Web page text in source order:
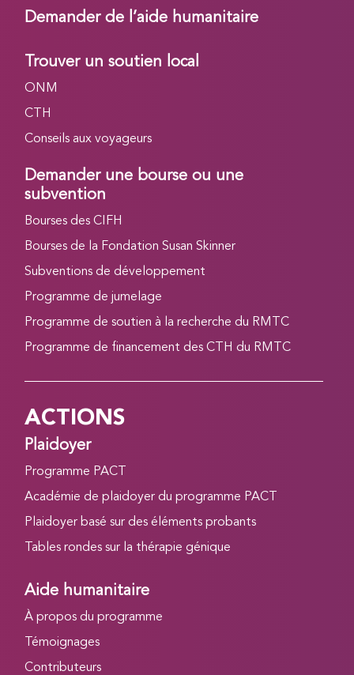
Demander de l’aide humanitaire
Trouver un soutien local
ONM
CTH
Conseils aux voyageurs
Demander une bourse ou une
subvention
Bourses des CIFH
Bourses de la Fondation Susan Skinner
Subventions de développement
Programme de jumelage
Programme de soutien à la recherche du RMTC
Programme de financement des CTH du RMTC
ACTIONS
Plaidoyer
Programme PACT
Académie de plaidoyer du programme PACT
Plaidoyer basé sur des éléments probants
Tables rondes sur la thérapie génique
Aide humanitaire
À propos du programme
Témoignages
Contributeurs